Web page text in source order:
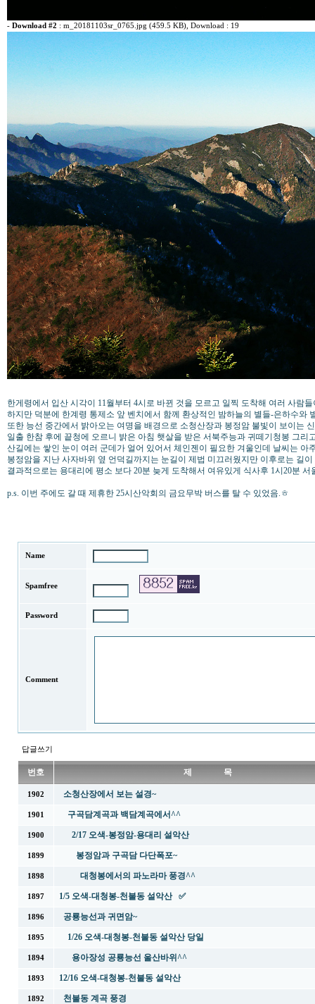
- Download #2 : m_20181103sr_0765.jpg (459.5 KB), Download : 19
한게령에서 입산 시각이 11월부터 4시로 바뀐 것을 모르고 일찍 도착해 여러 사람
하지만 덕분에 한계령 통제소 앞 벤치에서 함께 환상적인 밤하늘의 별들-은하수와
또한 능선 중간에서 밝아오는 여명을 배경으로 소청산장과 봉정암 불빛이 보이는
일출 한참 후에 끝청에 오르니 밝은 아침 햇살을 받은 서북주능과 귀떼기청봉 그리
산길에는 쌓인 눈이 여러 군데가 얼어 있어서 체인젠이 필요한 겨울인데 날씨는 아
봉정암을 지난 사자바위 옆 언덕길까지는 눈길이 제법 미끄러웠지만 이후로는 길
결과적으로는 용대리에 평소 보다 20분 늦게 도착해서 여유있게 식사후 1시20분
p.s. 이번 주에도 갈 때 제휴한 25시산악회의 금요무박 버스를 탈 수 있었음.ㅎ
Name
Spamfree
Password
Comment
답글쓰기
번호 제 목
1902 소청산장에서 보는 설경~
1901 구곡담계곡과 백담계곡에서^^
1900 2/17 오색-봉정암-용대리 설악산
1899 봉정암과 구곡담 다단폭포~
1898 대청봉에서의 파노라마 풍경^^
1897 1/5 오색-대청봉-천불동 설악산 ✅
1896 공룡능선과 귀면암~
1895 1/26 오색-대청봉-천불동 설악산 당일
1894 용아장성 공룡능선 울산바위^^
1893 12/16 오색-대청봉-천불동 설악산
1892 천불동 계곡 풍경